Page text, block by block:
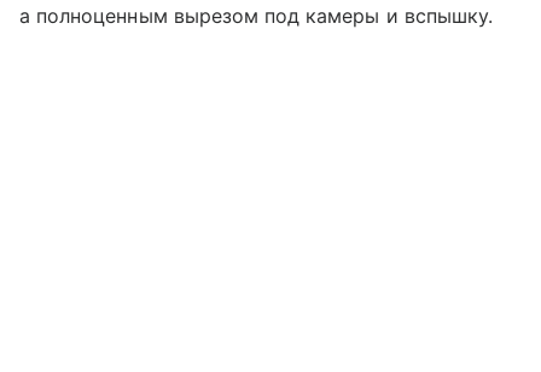
а полноценным вырезом под камеры и вспышку.